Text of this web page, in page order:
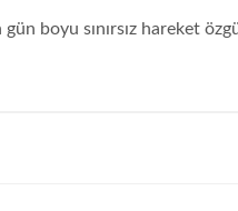
boyu sınırsız hareket